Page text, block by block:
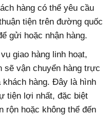
hàng có thể yêu cầu
tiện trên đường quốc
gửi hoặc nhận hàng.
giao hàng linh hoạt,
sẽ vận chuyển hàng trực
khách hàng. Đây là hình
tiện lợi nhất, đặc biệt
rộn hoặc không thể đến